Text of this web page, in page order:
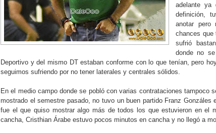
adelante ya
definición,
anotar pero
chances que
sufrió
donde no
Deportivo y del mismo DT estaban conforme con lo que tenían, pero
seguimos sufriendo por no tener laterales y centrales sólidos.
En el medio campo donde se pobló con varias contrataciones tampoco
mostrado el semestre pasado, no tuvo un buen partido Franz Gonzáles
fue el que quiso mostrar algo más de todos los que estuvieron en el
cancha, Cristhian Árabe estuvo pocos minutos en cancha y no llegó a